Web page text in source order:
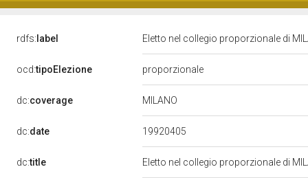
rdfs: label Eletto nel collegio proporzionale di
ocd:tipoElezione proporzionale
dc:coverage MILANO
dc:date 19920405
dc:title Eletto nel collegio proporzionale di